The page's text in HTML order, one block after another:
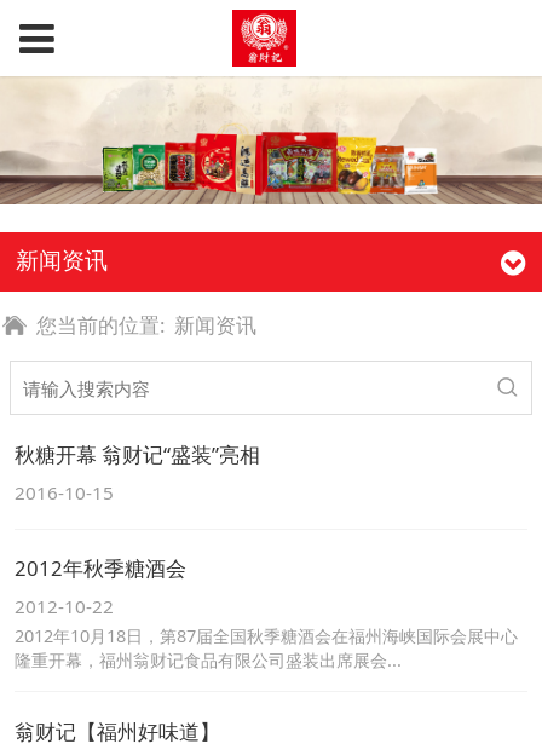
新闻资讯
您当前的位置: 新闻资讯
秋糖开幕 翁财记“盛装”亮相
2016-10-15
2012年秋季糖酒会
2012-10-22
2012年10月18日，第87届全国秋季糖酒会在福州海峡国际会展中心
隆重开幕，福州翁财记食品有限公司盛装出席展会...
翁财记【福州好味道】